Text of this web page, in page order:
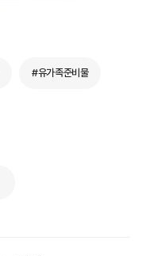
#유가족준비물